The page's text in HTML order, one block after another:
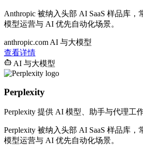
Anthropic 被纳入头部 AI SaaS 样品库，
模型运营与 AI 优先自动化场景。
anthropic.com AI 与大模型
查看详情
AI 与大模型
Perplexity
Perplexity 提供 AI 模型、助手与代理工
Perplexity 被纳入头部 AI SaaS 样品库，
模型运营与 AI 优先自动化场景。